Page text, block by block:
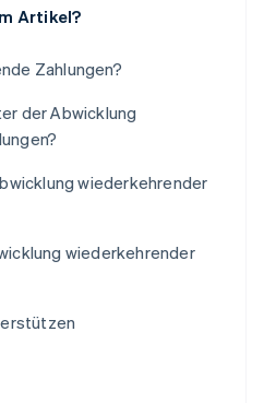
Artikel?
Zahlungen?
der Abwicklung
wiederkehrender
wiederkehrender